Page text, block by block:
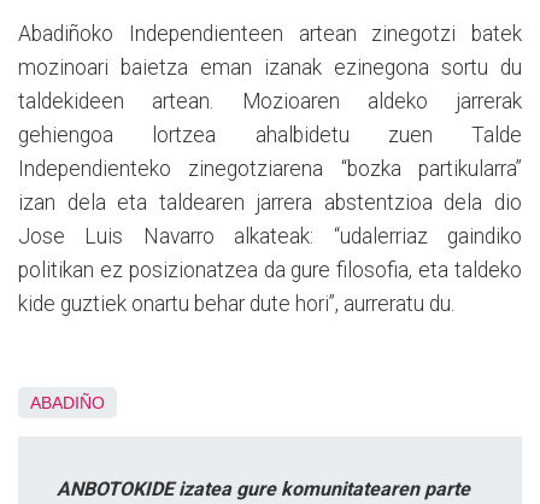
Abadiñoko Independienteen artean zinegotzi batek
mozinoari baietza eman izanak ezinegona sortu du
taldekideen artean. Mozioaren aldeko jarrerak
gehiengoa lortzea ahalbidetu zuen Talde
Independienteko zinegotziarena “bozka partikularra”
izan dela eta taldearen jarrera abstentzioa dela dio
Jose Luis Navarro alkateak: “udalerriaz gaindiko
politikan ez posizionatzea da gure filosofia, eta taldeko
kide guztiek onartu behar dute hori”, aurreratu du.
ABADIÑO
ANBOTOKIDE izatea gure komunitatearen parte